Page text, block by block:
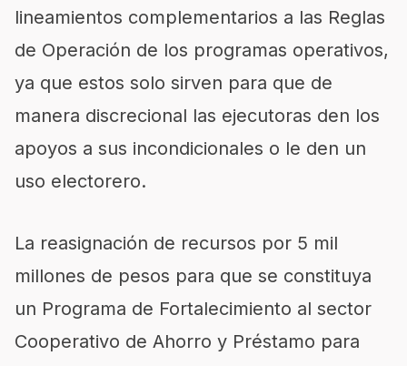
lineamientos complementarios a las Reglas
de Operación de los programas operativos,
ya que estos solo sirven para que de
manera discrecional las ejecutoras den los
apoyos a sus incondicionales o le den un
uso electorero.
La reasignación de recursos por 5 mil
millones de pesos para que se constituya
un Programa de Fortalecimiento al sector
Cooperativo de Ahorro y Préstamo para